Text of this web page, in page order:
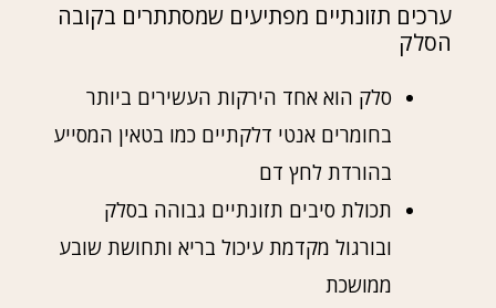
ערכים תזונתיים מפתיעים שמסתתרים בקובה
הסלק
סלק הוא אחד הירקות העשירים ביותר
בחומרים אנטי דלקתיים כמו בטאין המסייע
בהורדת לחץ דם
תכולת סיבים תזונתיים גבוהה בסלק
ובורגול מקדמת עיכול בריא ותחושת שובע
ממושכת